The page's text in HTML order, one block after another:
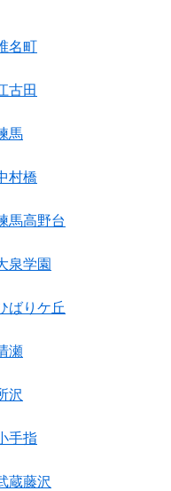
名町
古田
馬
村橋
馬高野台
泉学園
ばりケ丘
瀬
沢
手指
蔵藤沢